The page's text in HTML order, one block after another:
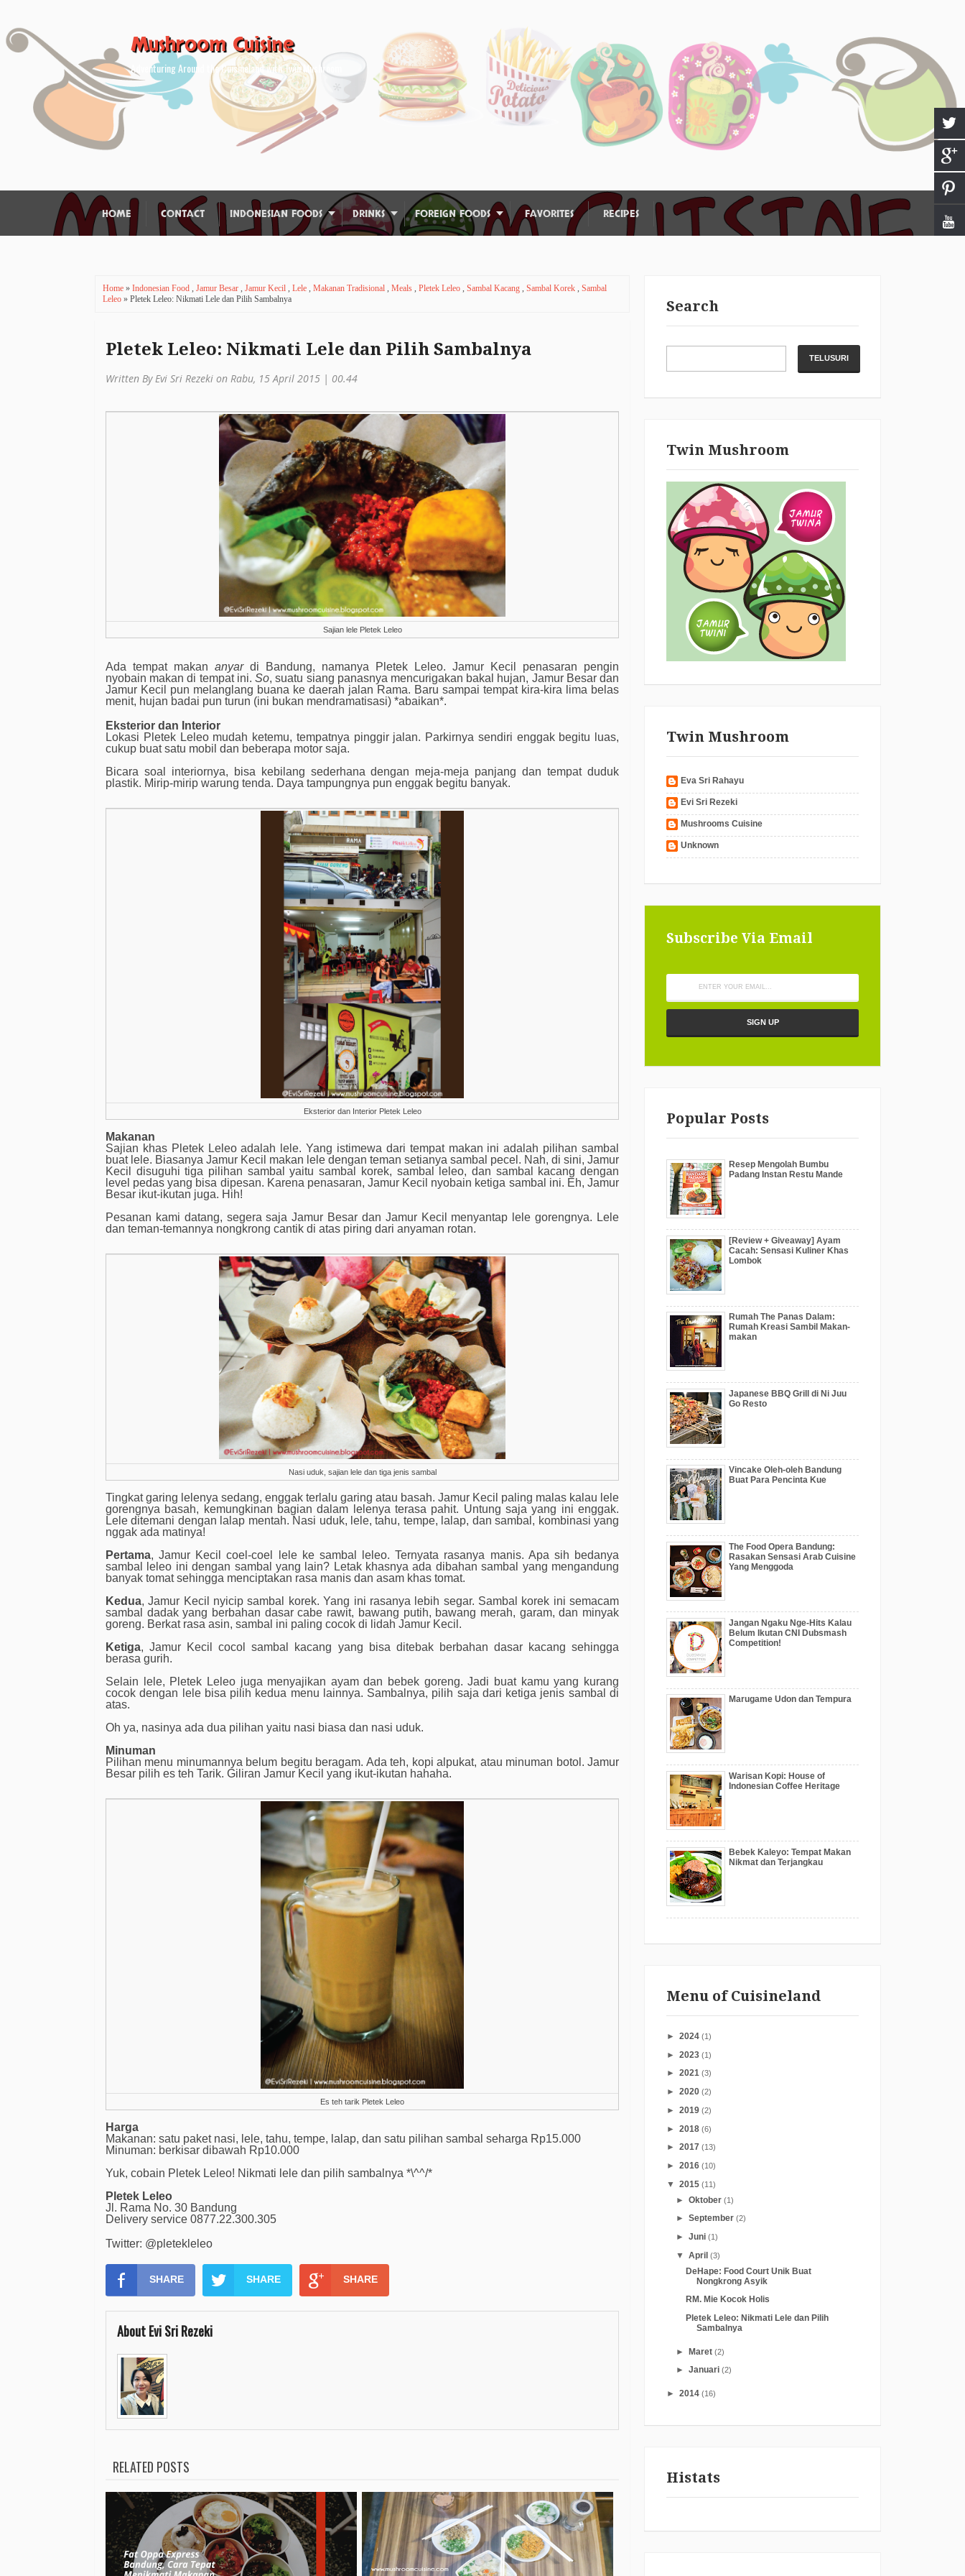
Mushroom Cuisine
Adventuring Around the Cuisineland with Twin Mushroom
HOME CONTACT INDONESIAN FOODS DRINKS FOREIGN FOODS FAVORITES RECIPES
Home » Indonesian Food , Jamur Besar , Jamur Kecil , Lele , Makanan Tradisional , Meals , Pletek Leleo , Sambal Kacang , Sambal Korek , Sambal
Leleo » Pletek Leleo: Nikmati Lele dan Pilih Sambalnya
Pletek Leleo: Nikmati Lele dan Pilih Sambalnya
Written By Evi Sri Rezeki on Rabu, 15 April 2015 | 00.44
Sajian lele Pletek Leleo
Ada tempat makan anyardi Bandung, namanya Pletek Leleo. Jamur Kecil penasaran pengin
nyobain makan di tempat ini.So, suatu siang panasnya mencurigakan bakal hujan, Jamur Besar dan
Jamur Kecil pun melanglang buana ke daerah jalan Rama. Baru sampai tempat kira-kira lima belas
menit, hujan badai pun turun (ini bukan mendramatisasi) *abaikan*.
Eksterior dan Interior
Lokasi Pletek Leleo mudah ketemu, tempatnya pinggir jalan. Parkirnya sendiri enggak begitu luas,
cukup buat satu mobil dan beberapa motor saja.
Bicara soal interiornya, bisa kebilang sederhana dengan meja-meja panjang dan tempat duduk
plastik. Mirip-mirip warung tenda. Daya tampungnya pun enggak begitu banyak.
Eksterior dan Interior Pletek Leleo
Makanan
Sajian khas Pletek Leleo adalah lele. Yang istimewa dari tempat makan ini adalah pilihan sambal
buat lele. Biasanya Jamur Kecil makan lele dengan teman setianya sambal pecel. Nah, di sini, Jamur
Kecil disuguhi tiga pilihan sambal yaitu sambal korek, sambal leleo, dan sambal kacang dengan
level pedas yang bisa dipesan. Karena penasaran, Jamur Kecil nyobain ketiga sambal ini. Eh, Jamur
Besar ikut-ikutan juga. Hih!
Pesanan kami datang, segera saja Jamur Besar dan Jamur Kecil menyantap lele gorengnya. Lele
dan teman-temannya nongkrong cantik di atas piring dari anyaman rotan.
Nasi uduk, sajian lele dan tiga jenis sambal
Tingkat garing lelenya sedang, enggak terlalu garing atau basah. Jamur Kecil paling malas kalau lele
gorengnya basah, kemungkinan bagian dalam lelenya terasa pahit. Untung saja yang ini enggak.
Lele ditemani dengan lalap mentah. Nasi uduk, lele, tahu, tempe, lalap, dan sambal, kombinasi yang
nggak ada matinya!
Pertama, Jamur Kecil coel-coel lele ke sambal leleo. Ternyata rasanya manis. Apa sih bedanya
sambal leleo ini dengan sambal yang lain? Letak khasnya ada dibahan sambal yang mengandung
banyak tomat sehingga menciptakan rasa manis dan asam khas tomat.
Kedua, Jamur Kecil nyicip sambal korek. Yang ini rasanya lebih segar. Sambal korek ini semacam
sambal dadak yang berbahan dasar cabe rawit, bawang putih, bawang merah, garam, dan minyak
goreng. Berkat rasa asin, sambal ini paling cocok di lidah Jamur Kecil.
Ketiga, Jamur Kecil cocol sambal kacang yang bisa ditebak berbahan dasar kacang sehingga
berasa gurih.
Selain lele, Pletek Leleo juga menyajikan ayam dan bebek goreng. Jadi buat kamu yang kurang
cocok dengan lele bisa pilih kedua menu lainnya. Sambalnya, pilih saja dari ketiga jenis sambal di
atas.
Oh ya, nasinya ada dua pilihan yaitu nasi biasa dan nasi uduk.
Minuman
Pilihan menu minumannya belum begitu beragam. Ada teh, kopi alpukat, atau minuman botol. Jamur
Besar pilih es teh Tarik. Giliran Jamur Kecil yang ikut-ikutan hahaha.
Es teh tarik Pletek Leleo
Harga
Makanan: satu paket nasi, lele, tahu, tempe, lalap, dan satu pilihan sambal seharga Rp15.000
Minuman: berkisar dibawah Rp10.000
Yuk, cobain Pletek Leleo! Nikmati lele dan pilih sambalnya *\^^/*
Pletek Leleo
Jl. Rama No. 30 Bandung
Delivery service 0877.22.300.305
Twitter: @pletekleleo
SHARE SHARE SHARE
About Evi Sri Rezeki
RELATED POSTS
Search
Twin Mushroom
Twin Mushroom
Eva Sri Rahayu
Evi Sri Rezeki
Mushrooms Cuisine
Unknown
Subscribe Via Email
Popular Posts
Resep Mengolah Bumbu
Padang Instan Restu Mande
[Review + Giveaway] Ayam
Cacah: Sensasi Kuliner Khas
Lombok
Rumah The Panas Dalam:
Rumah Kreasi Sambil Makan-
makan
Japanese BBQ Grill di Ni Juu
Go Resto
Vincake Oleh-oleh Bandung
Buat Para Pencinta Kue
The Food Opera Bandung:
Rasakan Sensasi Arab Cuisine
Yang Menggoda
Jangan Ngaku Nge-Hits Kalau
Belum Ikutan CNI Dubsmash
Competition!
Marugame Udon dan Tempura
Warisan Kopi: House of
Indonesian Coffee Heritage
Bebek Kaleyo: Tempat Makan
Nikmat dan Terjangkau
Menu of Cuisineland
► 2024 (1)
► 2023 (1)
► 2021 (3)
► 2020 (2)
► 2019 (2)
► 2018 (6)
► 2017 (13)
► 2016 (10)
▼ 2015 (11)
►Oktober(1)
►September(2)
►Juni(1)
▼April(3)
DeHape: Food Court Unik Buat
Nongkrong Asyik
RM. Mie Kocok Holis
Pletek Leleo: Nikmati Lele dan Pilih
Sambalnya
►Maret(2)
►Januari(2)
► 2014 (16)
Histats